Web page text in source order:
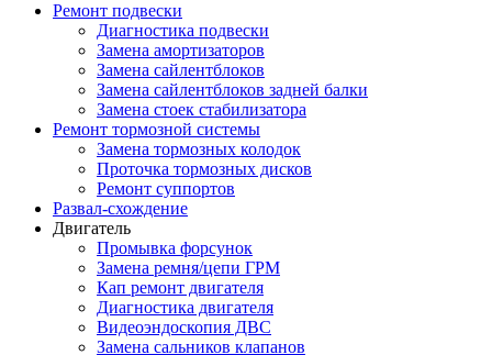
Ремонт подвески
Диагностика подвески
Замена амортизаторов
Замена сайлентблоков
Замена сайлентблоков задней балки
Замена стоек стабилизатора
Ремонт тормозной системы
Замена тормозных колодок
Проточка тормозных дисков
Ремонт суппортов
Развал-схождение
Двигатель
Промывка форсунок
Замена ремня/цепи ГРМ
Кап ремонт двигателя
Диагностика двигателя
Видеоэндоскопия ДВС
Замена сальников клапанов